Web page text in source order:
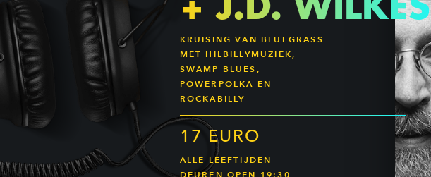
KRUISING VAN BLUEGRASS
MET HILBILLYMUZIEK,
SWAMP BLUES,
POWERPOLKA EN
ROCKABILLY
17 EURO
ALLE LEEFTIJDEN
DEUREN OPEN 19:30